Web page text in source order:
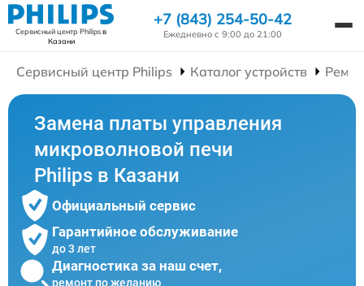
Сервисный центр Philipsв
Казани
+7 (843) 254-50-42
Ежедневно с 9:00 до 21:00
Сервисный центр Philips Каталог устройств
Замена платы управления
микроволновой печи
Philips в Казани
Официальный сервис
Гарантийное обслуживание
до 3 лет
Диагностика за наш счет,
ремонт по желанию